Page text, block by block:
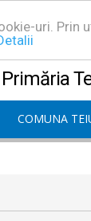
uri. Prin
Primăria
COMUNA